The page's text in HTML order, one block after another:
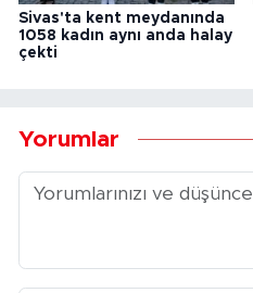
Sivas'ta kent meydanında
1058 kadın aynı anda halay
çekti
Yorumlar